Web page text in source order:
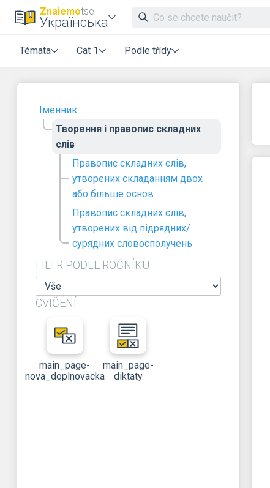
Znaiemotse
Українська
Témata Cat 1 Podle třídy
Іменник
Творення і правопис складних
слів
Правопис складних слів,
утворених складанням двох
або більше основ
Правопис складних слів,
утворених від підрядних/
сурядних словосполучень
FILTR PODLE ROČNÍKU
CVIČENÍ
main_page-
nova_doplnovacka
main_page-
diktaty